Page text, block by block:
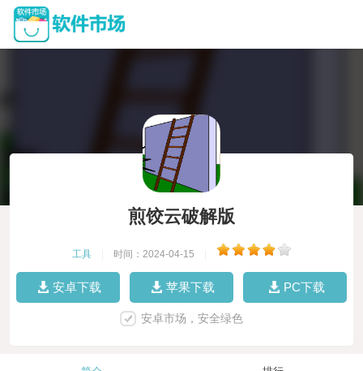
煎饺云破解版
工具 时间：2024-04-15
安卓下载 苹果下载 PC下载
安卓市场，安全绿色